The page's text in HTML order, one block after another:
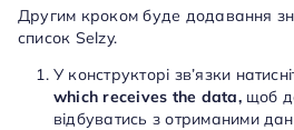
Другим кроком буде додавання
список Selzy.
У конструкторі зв’язки
which receives the data, щоб
відбуватись з отриманими